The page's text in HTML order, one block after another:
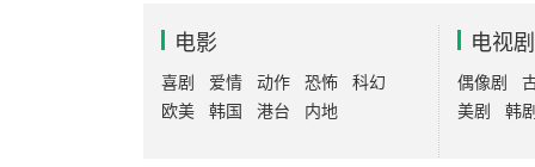
电影
喜剧 爱情 动作 恐怖
科幻
欧美
韩国 港台 内地
电视剧
偶像剧
美剧
韩